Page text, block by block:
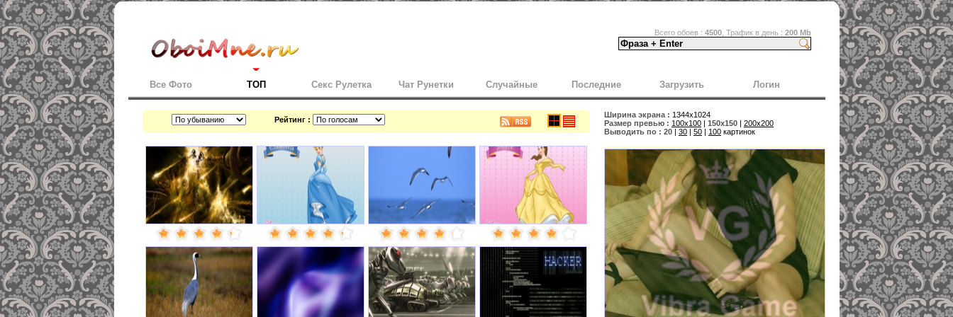
Всего обоев : 4500 , Трафик в день : 200 Mb
Все Фото ТОП Секс Рулетка Чат Рунетки Случайные Последние Загрузить Логин
Рейтинг :
Ширина экрана : 1344x1024
Размер превью : 100x100 | 150x150 | 200x200
Выводить по : 20 | 30 | 50 | 100 картинок